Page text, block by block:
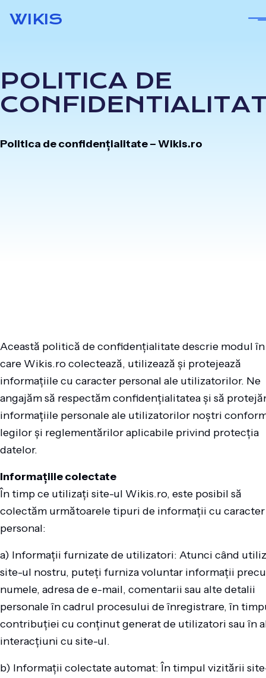
WIKIS
POLITICA DE
Politica de confidențialitate – Wikis.ro
Această politică de confidențialitate descrie modul în
care Wikis.ro colectează, utilizează și protejează
informațiile cu caracter personal ale utilizatorilor. Ne
angajăm să respectăm confidențialitatea și să
informațiile personale ale utilizatorilor noștri
legilor și reglementărilor aplicabile privind protecția
datelor.
Informațiile colectate
În timp ce utilizați site-ul Wikis.ro, este posibil să
colectăm următoarele tipuri de informații cu caracter
personal:
a) Informații furnizate de utilizatori: Atunci când
site-ul nostru, puteți furniza voluntar informații
numele, adresa de e-mail, comentarii sau alte detalii
personale în cadrul procesului de înregistrare, în
contribuției cu conținut generat de utilizatori sau în
interacțiuni cu site-ul.
b) Informații colectate automat: În timpul vizitării